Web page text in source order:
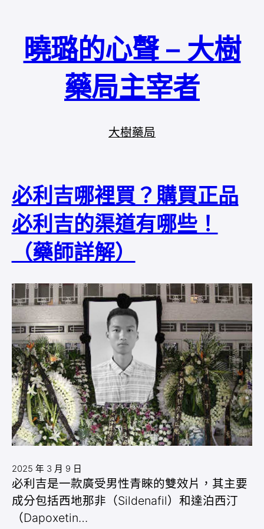
曉璐的心聲 – 大樹
藥局主宰者
大樹藥局
必利吉哪裡買？購買正品
必利吉的渠道有哪些！
（藥師詳解）
2025 年 3 月 9 日
必利吉是一款廣受男性青睞的雙效片，其主要
成分包括西地那非（Sildenafil）和達泊西汀
（Dapoxetin…